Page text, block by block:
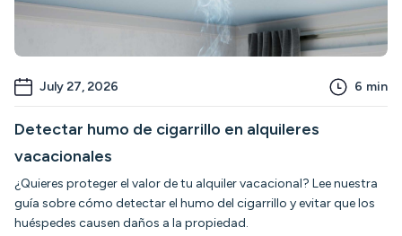
July 27, 2026 6 min
Detectar humo de cigarrillo en alquileres
vacacionales
¿Quieres proteger el valor de tu alquiler vacacional? Lee nuestra
guía sobre cómo detectar el humo del cigarrillo y evitar que los
huéspedes causen daños a la propiedad.